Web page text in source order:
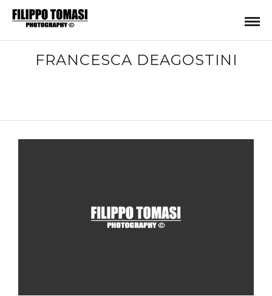
FRANCESCA DEAGOSTINI